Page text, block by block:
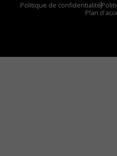
Politique de confidentialité
Plan